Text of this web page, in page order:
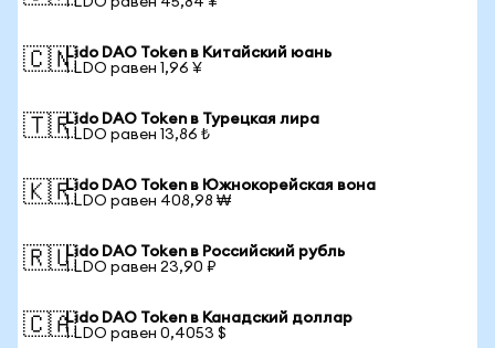
🇨🇳Lido DAO Token в Китайский юань
1 LDO равен 1,96 ¥
🇹🇷Lido DAO Token в Турецкая лира
1 LDO равен 13,86 ₺
🇰🇷Lido DAO Token в Южнокорейская вона
1 LDO равен 408,98 ₩
🇷🇺Lido DAO Token в Российский рубль
1 LDO равен 23,90 ₽
🇨🇦Lido DAO Token в Канадский доллар
1 LDO равен 0,4053 $